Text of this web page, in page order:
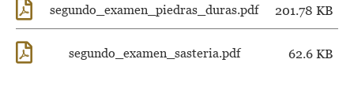
segundo_examen_piedras_duras.pdf 201.78 KB
segundo_examen_sasteria.pdf 62.6 KB